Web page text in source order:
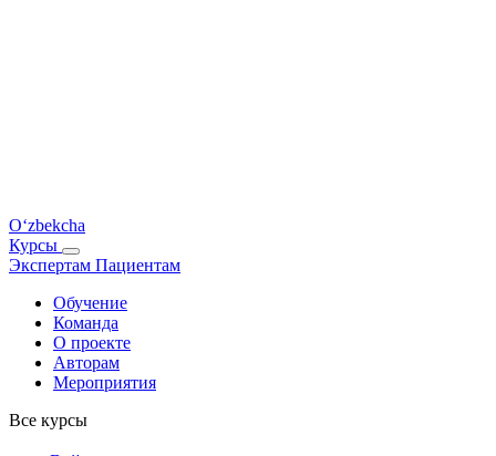
O‘zbekcha
Курсы
Экспертам Пациентам
Обучение
Команда
О проекте
Авторам
Мероприятия
Все курсы